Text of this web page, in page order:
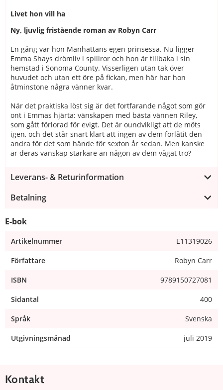
Livet hon vill ha
Ny, ljuvlig fristående roman av Robyn Carr
En gång var hon Manhattans egen prinsessa. Nu ligger
Emma Shays drömliv i spillror och hon är tillbaka i sin
hemstad i Sonoma County. Visserligen utan tak över
huvudet och utan ett öre på fickan, men här har hon
åtminstone några vänner kvar.
När det praktiska löst sig är det fortfarande något som gör
ont i Emmas hjärta: vänskapen med bästa vännen Riley,
som gått förlorad för evigt. Det är oundvikligt att de möts
igen, och det står snart klart att ingen av dem förlåtit den
andra för det som hände för sexton år sedan. Men kanske
är deras vänskap starkare än någon av dem vågat tro?
Leverans- & Returinformation
Betalning
E-bok
Artikelnummer E11319026
Författare Robyn Carr
ISBN 9789150727081
Sidantal 400
Språk Svenska
Utgivningsmånad juli 2019
Kontakt